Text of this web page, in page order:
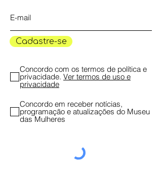
Cadastre-se
Concordo com os termos de política e
privacidade. Ver termos de uso e
privacidade
Concordo em receber notícias,
programação e atualizações do Museu
das Mulheres